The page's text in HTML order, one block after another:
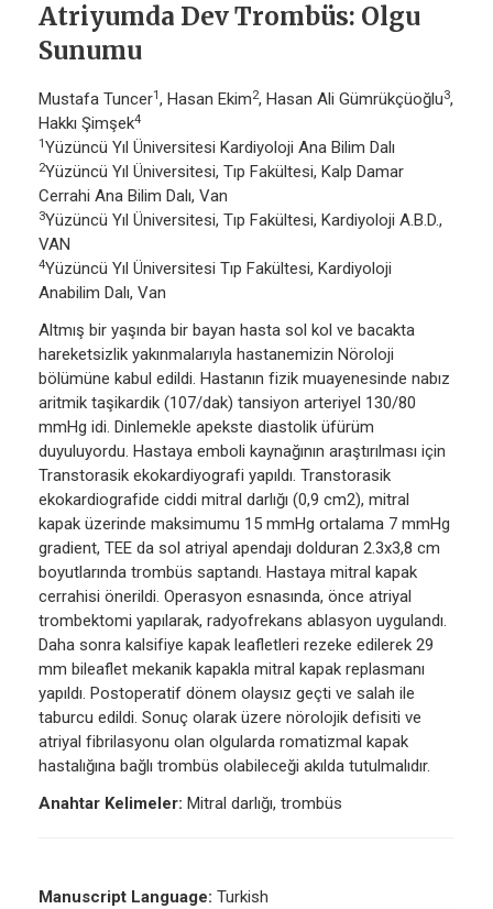
Atriyumda Dev Trombüs: Olgu
Sunumu
Mustafa Tuncer1, Hasan Ekim2, Hasan Ali Gümrükçüoğlu3,
Hakkı Şimşek4
1Yüzüncü Yıl Üniversitesi Kardiyoloji Ana Bilim Dalı
2Yüzüncü Yıl Üniversitesi, Tıp Fakültesi, Kalp Damar
Cerrahi Ana Bilim Dalı, Van
3Yüzüncü Yıl Üniversitesi, Tıp Fakültesi, Kardiyoloji A.B.D.,
VAN
4Yüzüncü Yıl Üniversitesi Tıp Fakültesi, Kardiyoloji
Anabilim Dalı, Van
Altmış bir yaşında bir bayan hasta sol kol ve bacakta
hareketsizlik yakınmalarıyla hastanemizin Nöroloji
bölümüne kabul edildi. Hastanın fizik muayenesinde nabız
aritmik taşikardik (107/dak) tansiyon arteriyel 130/80
mmHg idi. Dinlemekle apekste diastolik üfürüm
duyuluyordu. Hastaya emboli kaynağının araştırılması için
Transtorasik ekokardiyografi yapıldı. Transtorasik
ekokardiografide ciddi mitral darlığı (0,9 cm2), mitral
kapak üzerinde maksimumu 15 mmHg ortalama 7 mmHg
gradient, TEE da sol atriyal apendajı dolduran 2.3x3,8 cm
boyutlarında trombüs saptandı. Hastaya mitral kapak
cerrahisi önerildi. Operasyon esnasında, önce atriyal
trombektomi yapılarak, radyofrekans ablasyon uygulandı.
Daha sonra kalsifiye kapak leafletleri rezeke edilerek 29
mm bileaflet mekanik kapakla mitral kapak replasmanı
yapıldı. Postoperatif dönem olaysız geçti ve salah ile
taburcu edildi. Sonuç olarak üzere nörolojik defisiti ve
atriyal fibrilasyonu olan olgularda romatizmal kapak
hastalığına bağlı trombüs olabileceği akılda tutulmalıdır.
Anahtar Kelimeler: Mitral darlığı, trombüs
Manuscript Language: Turkish